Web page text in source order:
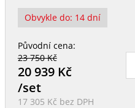
Obvykle do: 14 dní
Původní cena:
23 750 Kč
20 939Kč
/set
17 305 Kč bez DPH